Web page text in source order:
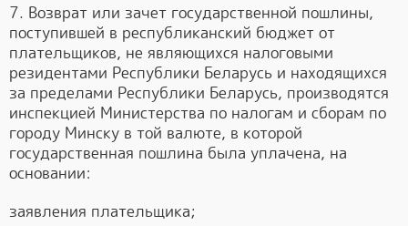
7. Возврат или зачет государственной пошлины,
поступившей в республиканский бюджет от
плательщиков, не являющихся налоговыми
резидентами Республики Беларусь и находящихся
за пределами Республики Беларусь, производятся
инспекцией Министерства по налогам и сборам по
городу Минску в той валюте, в которой
государственная пошлина была уплачена, на
основании:
заявления плательщика;